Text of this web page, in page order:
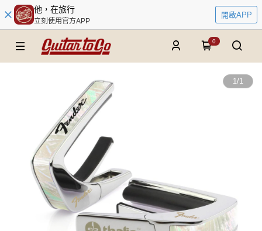
他，在旅行
立刻使用官方APP
開啟APP
0
1/1